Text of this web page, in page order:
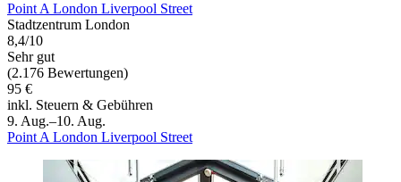
Point A London Liverpool Street
Stadtzentrum London
8,4/10
Sehr gut
(2.176 Bewertungen)
95 €
inkl. Steuern & Gebühren
9. Aug.–10. Aug.
Point A London Liverpool Street